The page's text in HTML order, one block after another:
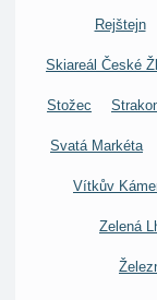
Rejštejn
Skiareál České
Stožec
Svatá Markéta
Vítkův
Zelená